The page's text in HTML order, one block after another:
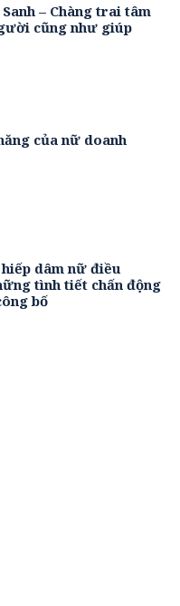
– Chàng trai tâm
cũng như giúp
của nữ doanh
dâm nữ điều
tình tiết chấn động
bố